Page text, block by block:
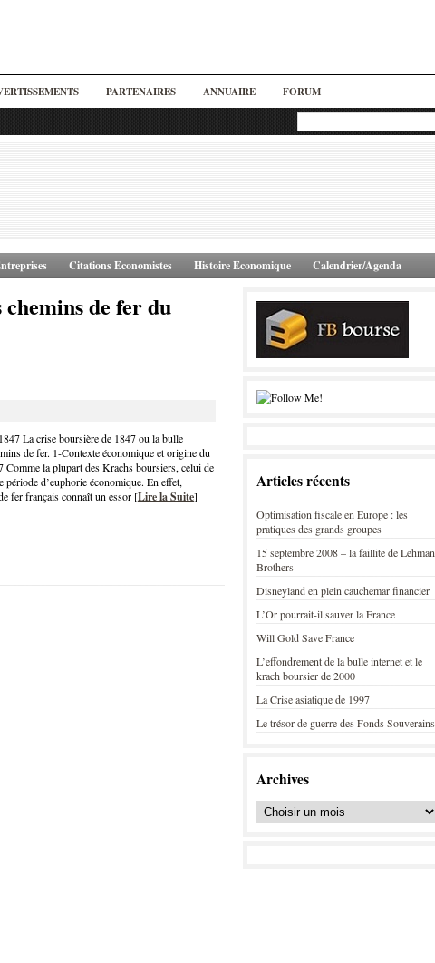
PARTENAIRES ANNUAIRE FORUM
Citations Economistes Histoire Economique Calendrier/Agenda
de fer du
La crise boursière de 1847 ou la bulle
de fer. 1-Contexte économique et origine du
Comme la plupart des Krachs boursiers, celui de
période d’euphorie économique. En effet,
fer français connaît un essor [Lire la Suite]
Articles récents
Optimisation fiscale en Europe : les
pratiques des grands groupes
15 septembre 2008 – la faillite de Lehman
Brothers
Disneyland en plein cauchemar financier
L’Or pourrait-il sauver la France
Will Gold Save France
L’effondrement de la bulle internet et le
krach boursier de 2000
La Crise asiatique de 1997
Le trésor de guerre des Fonds Souverains
Archives